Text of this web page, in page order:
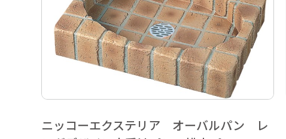
ニッコーエクステリア オーバルパン レ